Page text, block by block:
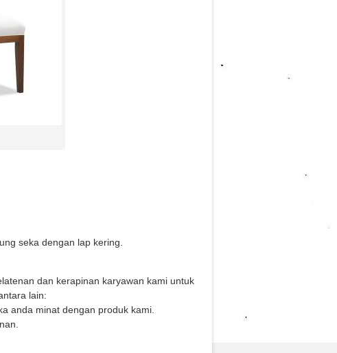
seka dengan lap kering.
dan kerapinan karyawan kami untuk
lain:
anda minat dengan produk kami.